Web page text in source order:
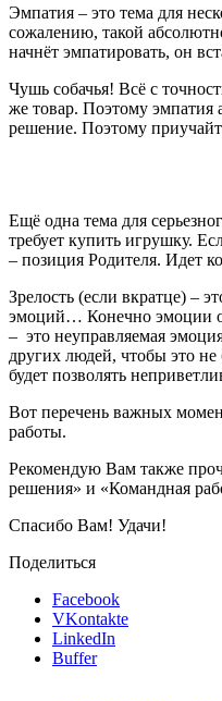
Эмпатия – это тема для
сожалению, такой
начнёт эмпатировать, он
Чушь собачья! Всё с
же товар. Поэтому эмпатия
решение. Поэтому
Ещё одна тема для
требует купить игрушку.
– позиция Родителя. Идет
Зрелость (если вкратце) –
эмоций… Конечно эмоции
– это неуправляемая
других людей, чтобы это
будет позволять
Вот перечень важных
работы.
Рекомендую Вам также
решения» и «Командная
Спасибо Вам! Удачи!
Поделиться
Facebook
VKontakte
LinkedIn
Buffer